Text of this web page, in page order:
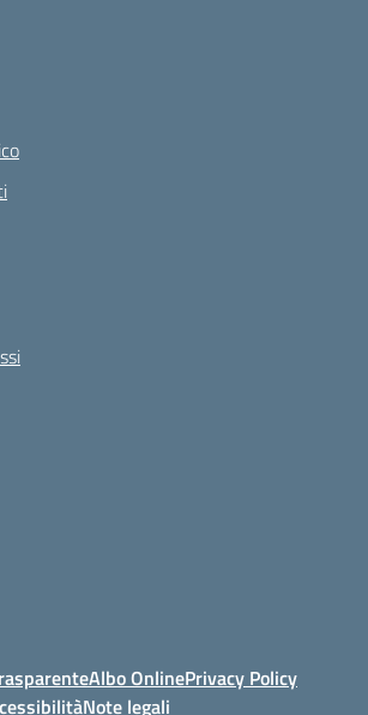
Albo OnlinePrivacy Policy
Note legali